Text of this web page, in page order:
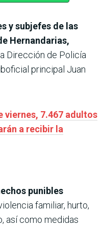
y subjefes de las
Hernandarias,
Dirección de Policía
principal Juan
viernes, 7.467 adultos
a recibir la
punibles
familiar, hurto,
así como medidas